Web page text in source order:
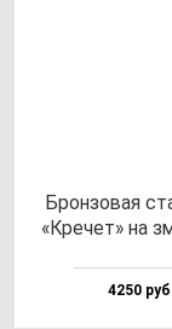
Брон­зо­вая
«Кре­чет» на
4250 руб